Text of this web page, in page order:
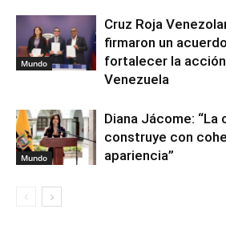
Mundo
Cruz Roja
firmaron un
fortalecer la
Venezuela
Mundo
Diana Jácome:
construye con
apariencia”